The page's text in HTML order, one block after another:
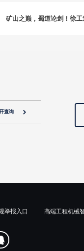
矿山之巅，蜀道论剑！徐
查询 
举报入口 高端工程机械